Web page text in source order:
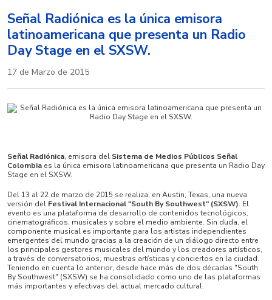
Señal Radiónica es la única emisora
latinoamericana que presenta un Radio
Day Stage en el SXSW.
17 de Marzo de 2015
Señal Radiónica, emisora del Sistema de Medios Públicos Señal
Colombia es la única emisora latinoamericana que presenta un Radio Day
Stage en el SXSW.
Del 13 al 22 de marzo de 2015 se realiza, en Austin, Texas, una nueva
versión del Festival Internacional "South By Southwest" (SXSW). El
evento es una plataforma de desarrollo de contenidos tecnológicos,
cinematográficos, musicales y sobre el medio ambiente. Sin duda, el
componente musical es importante para los artistas independientes
emergentes del mundo gracias a la creación de un diálogo directo entre
los principales gestores musicales del mundo y los creadores artísticos,
a través de conversatorios, muestras artísticas y conciertos en la ciudad.
Teniendo en cuenta lo anterior, desde hace más de dos décadas "South
By Southwest" (SXSW) se ha consolidado como uno de las plataformas
más importantes y efectivas del actual mercado cultural.